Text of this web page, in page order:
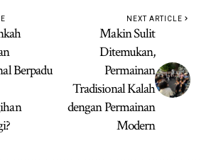
Berpadu
NEXT ARTICLE
Makin Sulit
Ditemukan,
Permainan
Tradisional Kalah
dengan Permainan
Modern